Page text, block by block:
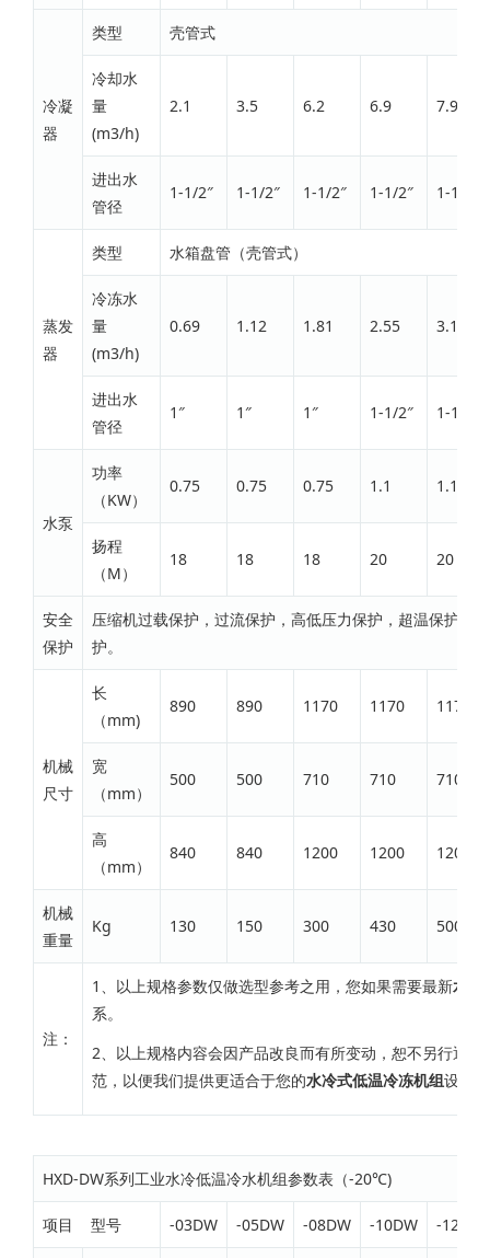
冷凝
器
类型 壳管式
冷却水
量
(m3/h)
2.1 3.5 6.2 6.9 7.9
进出水
管径
1-1/2″ 1-1/2″ 1-1/2″ 1-1/2″ 1-1/2″
蒸发
器
类型 水箱盘管（壳管式）
冷冻水
量
(m3/h)
0.69 1.12 1.81 2.55 3.15
进出水
管径
1″ 1″ 1″ 1-1/2″ 1-1/2″
水泵
功率
（KW）
0.75 0.75 0.75 1.1 1.1
扬程
（M）
18 18 18 20 20
安全
保护
压缩机过载保护，过流保护，高低压力保护，超温保护，
护。
机械
尺寸
长
（mm)
890 890 1170 1170 1170
宽
（mm）
500 500 710 710 710
高
（mm）
840 840 1200 1200 1200
机械
重量
Kg 130 150 300 430 500
注：
1、以上规格参数仅做选型参考之用，您如果需要最新水冷
系。
2、以上规格内容会因产品改良而有所变动，恕不另行通
范，以便我们提供更适合于您的水冷式低温冷冻机组设备。
HXD-DW系列工业水冷低温冷水机组参数表（-20℃)
项目 型号 -03DW -05DW -08DW -10DW -12DW